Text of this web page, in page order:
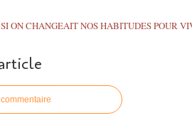
ON CHANGEAIT NOS HABITUDES POUR